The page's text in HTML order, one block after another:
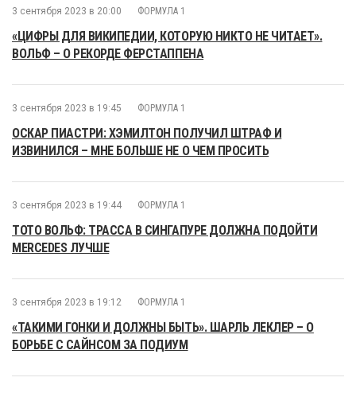
3 сентября 2023 в 20:00 ФОРМУЛА 1
«ЦИФРЫ ДЛЯ ВИКИПЕДИИ, КОТОРУЮ НИКТО НЕ ЧИТАЕТ».
ВОЛЬФ – О РЕКОРДЕ ФЕРСТАППЕНА
3 сентября 2023 в 19:45 ФОРМУЛА 1
ОСКАР ПИАСТРИ: ХЭМИЛТОН ПОЛУЧИЛ ШТРАФ И
ИЗВИНИЛСЯ – МНЕ БОЛЬШЕ НЕ О ЧЕМ ПРОСИТЬ
3 сентября 2023 в 19:44 ФОРМУЛА 1
ТОТО ВОЛЬФ: ТРАССА В СИНГАПУРЕ ДОЛЖНА ПОДОЙТИ
MERCEDES ЛУЧШЕ
3 сентября 2023 в 19:12 ФОРМУЛА 1
«ТАКИМИ ГОНКИ И ДОЛЖНЫ БЫТЬ». ШАРЛЬ ЛЕКЛЕР – О
БОРЬБЕ С САЙНСОМ ЗА ПОДИУМ